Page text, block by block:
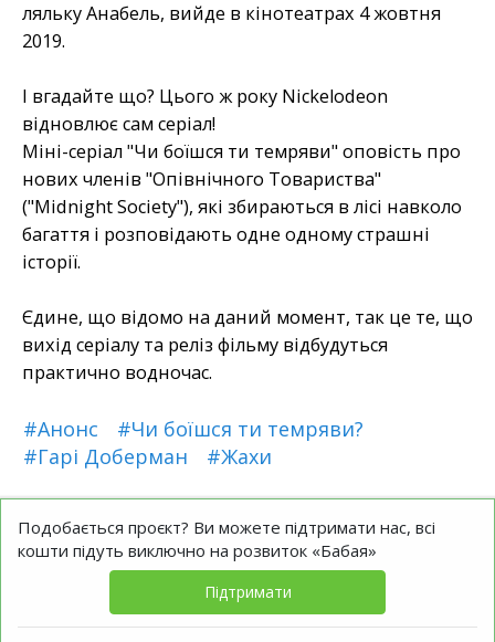
ляльку Анабель, вийде в кінотеатрах 4 жовтня
2019.
І вгадайте що? Цього ж року Nickelodeon
відновлює сам серіал!
Міні-серіал "Чи боїшся ти темряви" оповість про
нових членів "Опівнічного Товариства"
("Midnight Society"), які збираються в лісі навколо
багаття і розповідають одне одному страшні
історії.
Єдине, що відомо на даний момент, так це те, що
вихід серіалу та реліз фільму відбудуться
практично водночас.
#Анонс
#Чи боїшся ти темряви?
#Гарі Доберман
#Жахи
Подобається проєкт? Ви можете підтримати нас, всі
кошти підуть виключно на розвиток «Бабая»
Підтримати